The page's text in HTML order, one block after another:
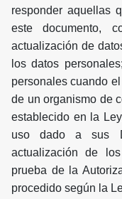
responder aquellas
este documento,
actualización de
los datos
personales cuando
de un organismo de
establecido en la
uso dado a sus
actualización de
prueba de la
procedido según la